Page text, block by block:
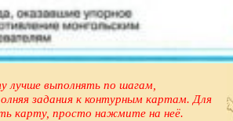
лучше выполнять по шагам,
задания к контурным картам. Для
карту, просто нажмите на неё.